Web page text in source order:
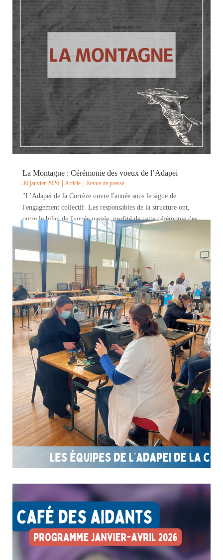
Corrèze, en présence de près de 120 salariés et des
administrateurs de l’association. Le président Gérard Restouex
et le directeur général Franck...
La Montagne : Cérémonie des voeux de l’Adapei
30 janvier 2026 Article Revue de presse
"L’Adapei de la Corrèze ouvre l'année sous le signe de
l'engagement collectif. Les responsables de la structure ont,
outre le bilan de l'année passée, profité de cette cérémonie des
voeux pour remettre les prix du challenge Treely et évoquer
les projets d'évolution...
Une première collecte de don du sang réussie !
Culture & Loisirs
L’Adapei de la Corrèze a organisé sa toute première collecte de
don du sang, en partenariat avec l’Établissement Français du
Sang. Une belle réussite collective : 40 professionnels se sont
mobilisés pour donner leur sang et faire vivre cet élan de
solidarité. Au-delà...